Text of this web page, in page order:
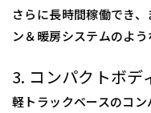
さらに長時間稼働でき
ン＆暖房システムのよう
3. コンパクトボデ
軽トラックベースのコ